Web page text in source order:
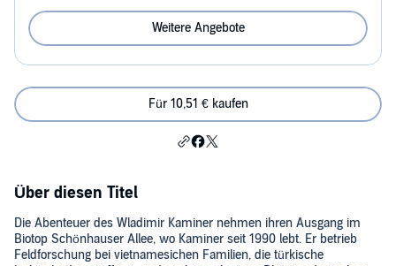
Weitere Angebote
Für 10,51 € kaufen
Über diesen Titel
Die Abenteuer des Wladimir Kaminer nehmen ihren Ausgang im
Biotop Schönhauser Allee, wo Kaminer seit 1990 lebt. Er betrieb
Feldforschung bei vietnamesichen Familien, die türkische